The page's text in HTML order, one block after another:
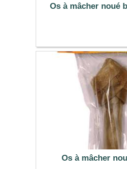
Os à mâcher noué
7.19 €
Os à mâcher